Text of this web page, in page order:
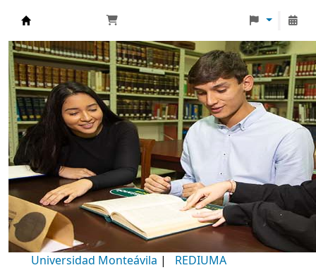
Biblioteca Universidad Monteávila
Universidad Monteávila | REDIUMA